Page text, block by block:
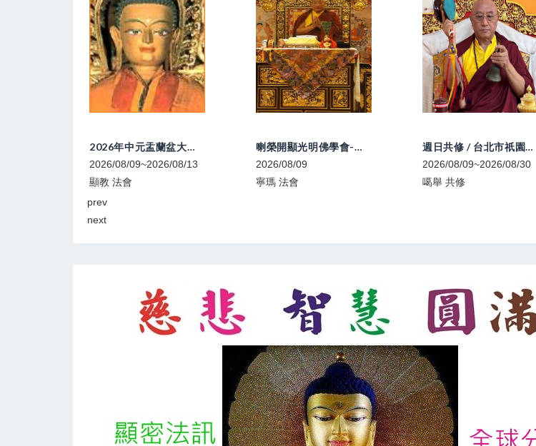
2026年中元盂蘭盆大法會
2026/08/09~2026/08/13
顯教 法會
喇榮開顯光明佛學會-中陰文武百尊超渡法會
2026/08/09
寧瑪 法會
週日共修 / 台北市祇園佛學會
2026/08/09~2026/08/30
噶舉 共修
prev
next